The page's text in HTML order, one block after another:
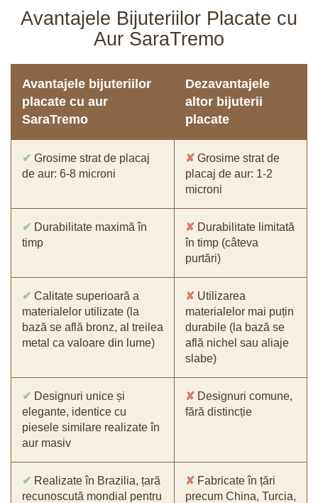
Avantajele Bijuteriilor Placate cu
Aur SaraTremo
Avantajele bijuteriilor
placate cu aur
SaraTremo
Dezavantajele
altor bijuterii
placate
✔ Grosime strat de placaj
de aur: 6-8 microni
✘ Grosime strat de
placaj de aur: 1-2
microni
✔ Durabilitate maximă în
timp
✘ Durabilitate limitată
în timp (câteva
purtări)
✔ Calitate superioară a
materialelor utilizate (la
bază se află bronz, al treilea
metal ca valoare din lume)
✘ Utilizarea
materialelor mai puțin
durabile (la bază se
află nichel sau aliaje
slabe)
✔ Designuri unice și
elegante, identice cu
piesele similare realizate în
aur masiv
✘ Designuri comune,
fără distincție
✔ Realizate în Brazilia, țară
recunoscută mondial pentru
✘ Fabricate în țări
precum China, Turcia,